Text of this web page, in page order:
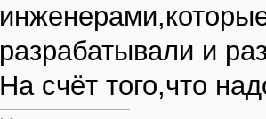
разрабатывали и
На счёт того,что